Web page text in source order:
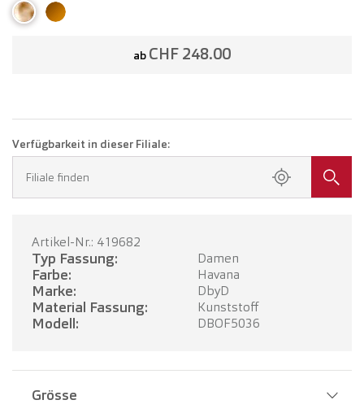
ab CHF 248.00
Verfügbarkeit in dieser Filiale:
Filiale finden
Artikel-Nr.: 419682
Typ Fassung: Damen
Farbe: Havana
Marke: DbyD
Material Fassung: Kunststoff
Modell: DBOF5036
Grösse